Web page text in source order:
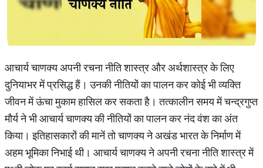
आचार्य चाणक्य अपनी रचना नीति शास्त्र और अर्थशास्त्र के लिए
दुनियाभर में प्रसिद्ध हैं। उनकी नीतियों का पालन कर कोई भी व्यक्ति
जीवन में ऊंचा मुकाम हासिल कर सकता है। तत्कालीन समय में चन्द्रगुप्त
मौर्य ने भी आचार्य चाणक्य की नीतियों का पालन कर नंद वंश का अंत
किया। इतिहासकारों की मानें तो चाणक्य ने अखंड भारत के निर्माण में
अहम भूमिका निभाई थी। आचार्य चाणक्य ने अपनी रचना नीति शास्त्र में